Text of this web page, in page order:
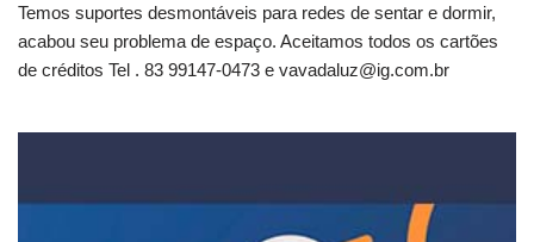
Temos suportes desmontáveis para redes de sentar e dormir,
acabou seu problema de espaço. Aceitamos todos os cartões
de créditos Tel . 83 99147-0473 e vavadaluz@ig.com.br